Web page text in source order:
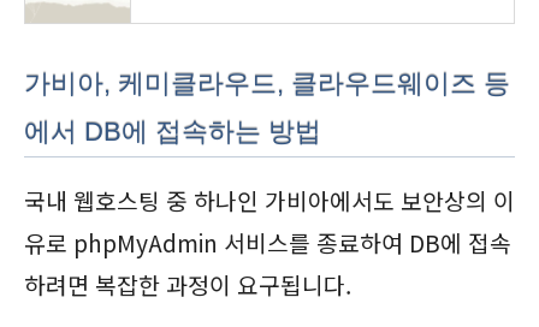
가비아, 케미클라우드, 클라우드웨이즈 등
에서 DB에 접속하는 방법
국내 웹호스팅 중 하나인 가비아에서도 보안상의 이
유로 phpMyAdmin 서비스를 종료하여 DB에 접속
하려면 복잡한 과정이 요구됩니다.